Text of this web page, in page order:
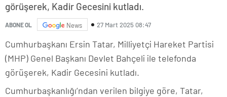
görüşerek, Kadir Gecesini kutladı.
ABONE OL News 27 Mart 2025 08:47
Cumhurbaşkanı Ersin Tatar, Milliyetçi Hareket Partisi
(MHP) Genel Başkanı Devlet Bahçeli ile telefonda
görüşerek, Kadir Gecesini kutladı.
Cumhurbaşkanlığı’ndan verilen bilgiye göre, Tatar,